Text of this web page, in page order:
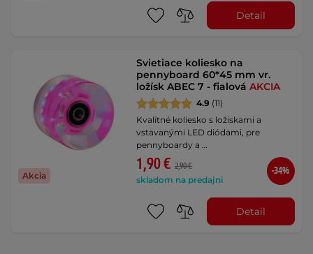
Detail
Akcia
Svietiace koliesko na
pennyboard 60*45 mm vr.
ložísk ABEC 7 - fialováAKCIA
4.9 (11)
Kvalitné koliesko s ložiskami a
vstavanými LED diódami, pre
pennyboardy a …
1,90 € 2,90 €
skladom na predajni
-34%
Detail